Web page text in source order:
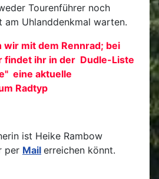
Tourenführer noch
am Uhlanddenkmal warten.
wir mit dem Rennrad; bei
findet ihr in der Dudle-Liste
eine aktuelle
Radtyp
ist Heike Rambow
per Mail erreichen könnt.